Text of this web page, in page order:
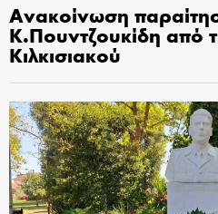
Ανακοίνωση
Κ.Πουντζουκίδη από
Κιλκισιακού